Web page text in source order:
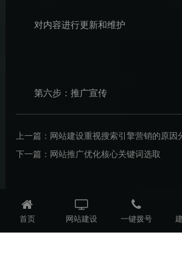
对内容进行更新和维护
第六步：推广宣传
上一篇： 网站建设重视搜索引擎营销的原因
下一篇： 网站推广优化核心关键词选取
首页 网站建设 一键拨号